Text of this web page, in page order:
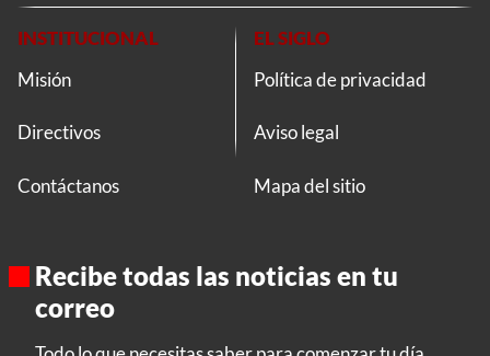
INSTITUCIONAL
Misión
Directivos
Contáctanos
EL SIGLO
Política de privacidad
Aviso legal
Mapa del sitio
Recibe todas las noticias en tu
correo